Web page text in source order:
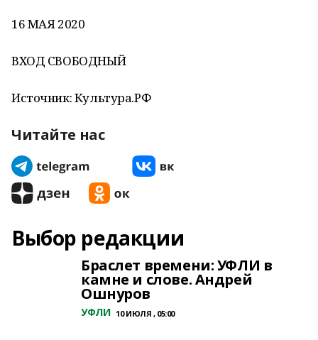
16 МАЯ 2020
ВХОД СВОБОДНЫЙ
Источник: Культура.РФ
Читайте нас
Выбор редакции
Браслет времени: УФЛИ в
камне и слове. Андрей
Ошнуров
УФЛИ 10 ИЮЛЯ , 05:00